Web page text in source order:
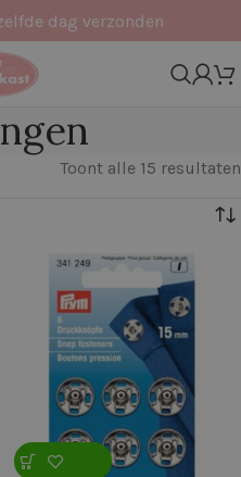
dag verzonden
Toont alle 15 resultaten